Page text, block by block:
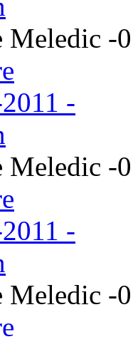
Meledic -
Meledic -
Meledic -